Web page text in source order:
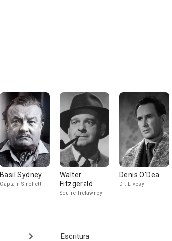
Basil Sydney
Captain Smollett
Walter
Fitzgerald
Squire Trelawney
Denis O'Dea
Dr. Livesy
Escritura